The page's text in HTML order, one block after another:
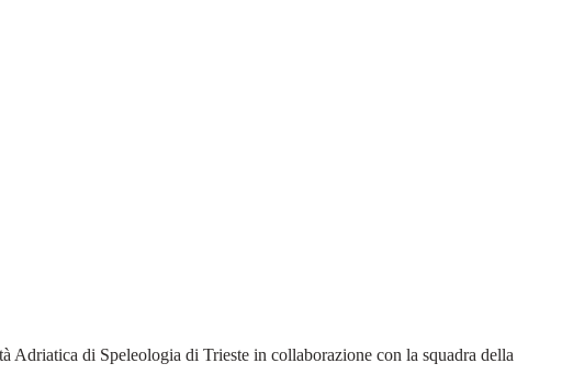
Adriatica di Speleologia di Trieste in collaborazione con la squadra della